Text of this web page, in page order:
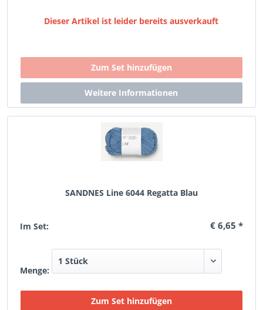
Dieser Artikel ist leider bereits ausverkauft
SANDNES Line 6044 Regatta Blau
Im Set: € 6,65 *
Menge: